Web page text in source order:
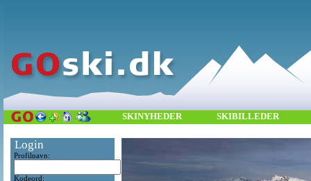
SKINYHEDER SKIBILLEDER
Login
Profilnavn:
Kodeord: